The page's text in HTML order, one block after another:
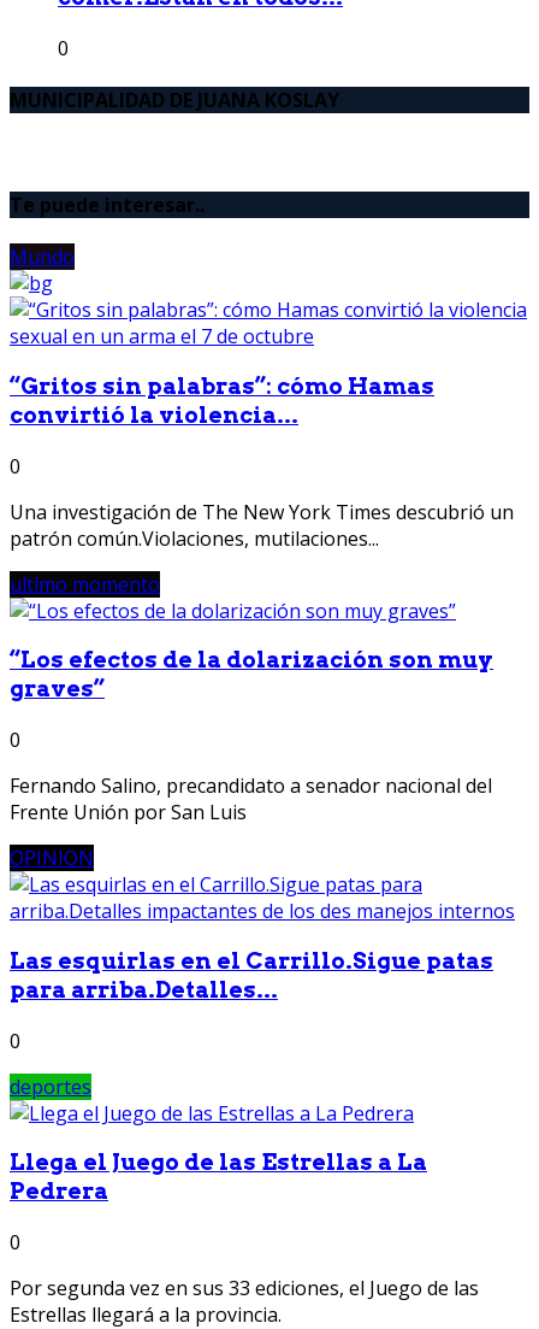
0
MUNICIPALIDAD DE JUANA KOSLAY
Te puede interesar..
Mundo
“Gritos sin palabras”: cómo Hamas
convirtió la violencia...
0
Una investigación de The New York Times descubrió un
patrón común.Violaciones, mutilaciones...
ultimo momento
“Los efectos de la dolarización son muy
graves”
0
Fernando Salino, precandidato a senador nacional del
Frente Unión por San Luis
OPINION
Las esquirlas en el Carrillo.Sigue patas
para arriba.Detalles...
0
deportes
Llega el Juego de las Estrellas a La
Pedrera
0
Por segunda vez en sus 33 ediciones, el Juego de las
Estrellas llegará a la provincia.